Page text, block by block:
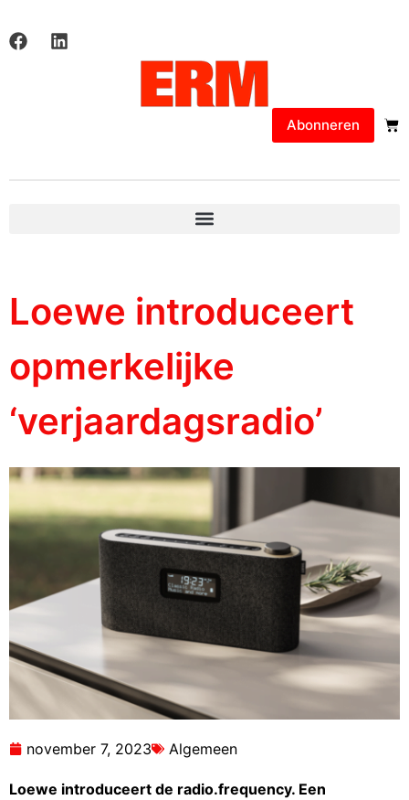
Abonneren
Loewe introduceert
opmerkelijke
‘verjaardagsradio’
november 7, 2023 Algemeen
Loewe introduceert de radio.frequency. Een